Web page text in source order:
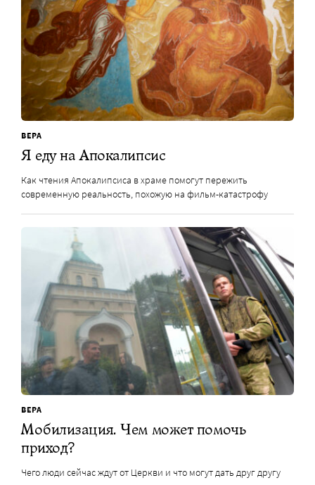
ВЕРА
Я еду на Апокалипсис
Как чтения Апокалипсиса в храме помогут пережить
современную реальность, похожую на фильм-катастрофу
ВЕРА
Мобилизация. Чем может помочь
приход?
Чего люди сейчас ждут от Церкви и что могут дать друг другу